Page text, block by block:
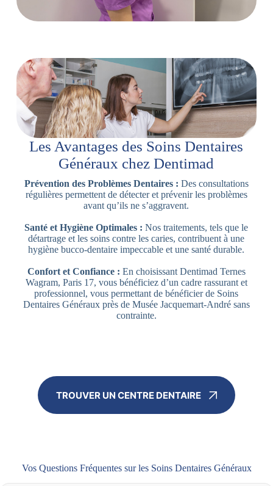
Les Avantages des Soins Dentaires
Généraux chez Dentimad
Prévention des Problèmes Dentaires : Des consultations
régulières permettent de détecter et prévenir les problèmes
avant qu’ils ne s’aggravent.
Santé et Hygiène Optimales : Nos traitements, tels que le
détartrage et les soins contre les caries, contribuent à une
hygiène bucco-dentaire impeccable et une santé durable.
Confort et Confiance : En choisissant Dentimad Ternes
Wagram, Paris 17, vous bénéficiez d’un cadre rassurant et
professionnel, vous permettant de bénéficier de Soins
Dentaires Généraux près de Musée Jacquemart-André sans
contrainte.
TROUVER UN CENTRE DENTAIRE
Vos Questions Fréquentes sur les Soins Dentaires Généraux